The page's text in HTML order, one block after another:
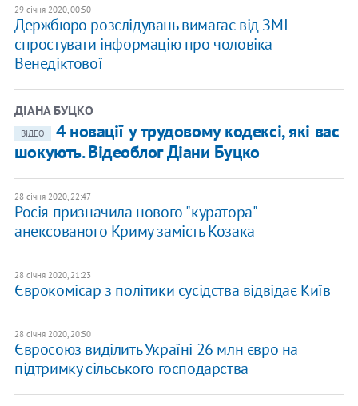
29 січня 2020, 00:50
Держбюро розслідувань вимагає від ЗМІ
спростувати інформацію про чоловіка
Венедіктової
ДІАНА БУЦКО
ВІДЕО
4 новації у трудовому кодексі, які вас
шокують. Відеоблог Діани Буцко
28 січня 2020, 22:47
Росія призначила нового "куратора"
анексованого Криму замість Козака
28 січня 2020, 21:23
Єврокомісар з політики сусідства відвідає Київ
28 січня 2020, 20:50
Євросоюз виділить Україні 26 млн євро на
підтримку сільського господарства